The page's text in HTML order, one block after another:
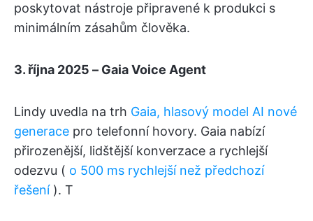
poskytovat nástroje připravené k produkci s
minimálním zásahům člověka.
3. října 2025 – Gaia Voice Agent
Lindy uvedla na trh Gaia, hlasový model AI nové
generace pro telefonní hovory. Gaia nabízí
přirozenější, lidštější konverzace a rychlejší
odezvu ( o 500 ms rychlejší než předchozí
řešení). T